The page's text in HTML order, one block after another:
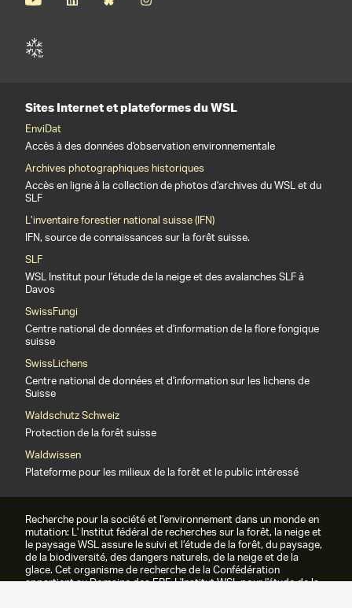
Sites Internet et plateformes du WSL
EnviDat
Accès à des données d'observation environnementale
Archives photographiques historiques
Accès en ligne à la collection de photos d'archives du WSL et du
SLF
L’inventaire forestier national suisse (IFN)
IFN, source de connaissances sur la forêt suisse.
SLF
WSL Institut pour l’étude de la neige et des avalanches SLF à
Davos
SwissFungi
Centre national de données et d'information de la flore fongique
suisse
SwissLichens
Centre national de données et d'information sur les lichens de
Suisse
Waldschutz Schweiz
Protection de la forêt suisse
Waldwissen
Plateforme pour les milieux de la forêt et le public intéressé
Recherche pour la société et l’environnement dans un monde en
mutation: L' Institut fédéral de recherches sur la forêt, la neige et
le paysage WSL assure le suivi et l’étude de la forêt, du paysage,
de la biodiversité, des dangers naturels, de la neige et de la
glace. Cet organisme de recherche de la Confédération
appartient au Domaine des EPF. L'Institut WSL pour l'étude de la